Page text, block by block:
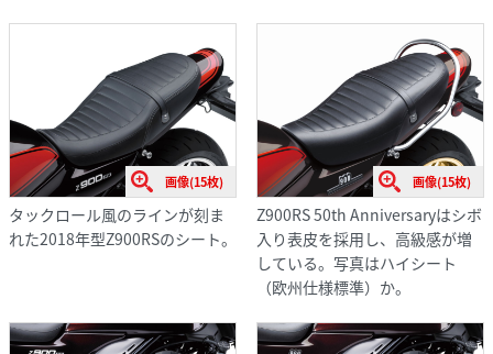
画像(15枚)
タックロール風のラインが刻ま
れた2018年型Z900RSのシート。
画像(15枚)
Z900RS 50th Anniversaryはシボ
入り表皮を採用し、高級感が増
している。写真はハイシート
（欧州仕様標準）か。